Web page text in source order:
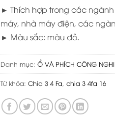
► Thích hợp trong các
máy, nhà máy điện, các
► Màu sắc: màu đỏ.
Danh mục: Ổ VÀ PHÍCH CÔNG
Từ khóa: Chia 3 4 Fa chia 3 4fa 16